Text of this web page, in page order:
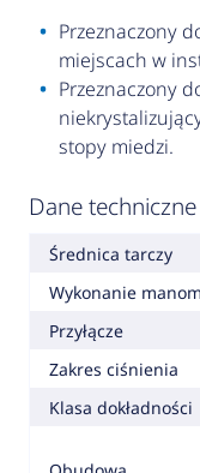
Przeznaczony
miejscach w
Przeznaczony
stopy miedzi.
Dane techniczne
Średnica tarczy
Wykonanie
Przyłącze
Zakres ciśnienia
Klasa dokładności